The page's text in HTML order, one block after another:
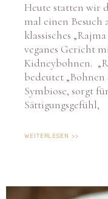
Heute statten wir
mal einen Besuch
klassisches
veganes Gericht
Kidneybohnen.
bedeutet „Bohnen
Symbiose, sorgt
Sättigungsgefühl,
WEITERLESEN >>